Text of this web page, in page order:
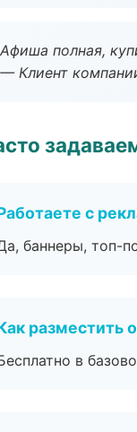
Афиша полная,
— Клиент
с
баннеры, топ-
разместить
в